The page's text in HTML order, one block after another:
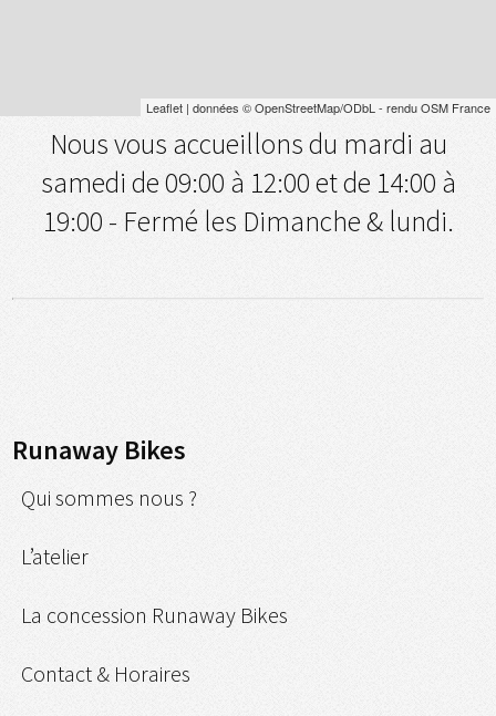
Leaflet | données ©OpenStreetMap/ODbL - renduOSM France
Nous vous accueillons du mardi au
samedi de 09:00 à 12:00 et de 14:00 à
19:00 - Fermé les Dimanche & lundi.
Runaway Bikes
Qui sommes nous ?
L’atelier
La concession Runaway Bikes
Contact & Horaires